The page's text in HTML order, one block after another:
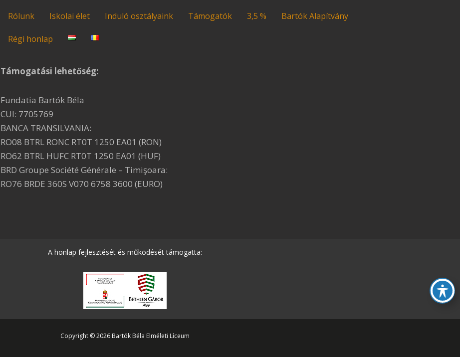
Rólunk Iskolai élet Induló osztályaink Támogatók 3,5 % Bartók Alapítvány
Régi honlap
Támogatási lehetőség:
Fundatia Bartók Béla
CUI: 7705769
BANCA TRANSILVANIA:
RO08 BTRL RONC RT0T 1250 EA01 (RON)
RO62 BTRL HUFC RT0T 1250 EA01 (HUF)
BRD Groupe Société Générale – Timişoara:
RO76 BRDE 360S V070 6758 3600 (EURO)
A honlap fejlesztését és működését támogatta:
Copyright © 2026 Bartók Béla Elméleti Líceum